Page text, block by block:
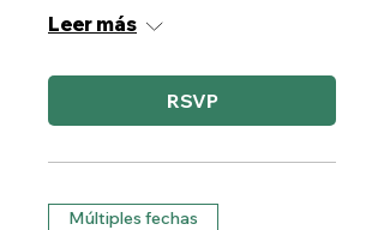
Leer más
RSVP
Múltiples fechas